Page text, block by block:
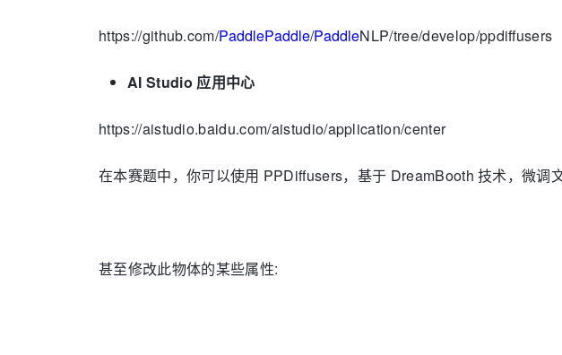
https://github.com/PaddlePaddle/PaddleNLP/tree/develop/ppdiffusers
AI Studio 应用中心
https://aistudio.baidu.com/aistudio/application/center
在本赛题中，你可以使用 PPDiffusers，基于 DreamBooth 技术，微调
甚至修改此物体的某些属性: